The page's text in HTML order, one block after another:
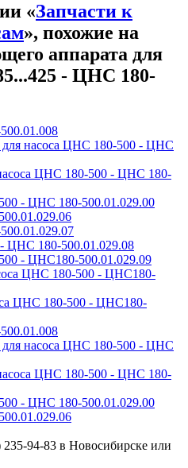
«Запчасти к
», похожие на
аппарата для
- ЦНС 180-
для насоса ЦНС 180-500 - ЦНС
ЦНС 180-500 - ЦНС 180-
- ЦНС 180-500.01.029.00
ЦНС 180-500.01.029.08
- ЦНС180-500.01.029.09
ЦНС 180-500 - ЦНС180-
ЦНС 180-500 - ЦНС180-
для насоса ЦНС 180-500 - ЦНС
ЦНС 180-500 - ЦНС 180-
- ЦНС 180-500.01.029.00
235-94-83 в Новосибирске или